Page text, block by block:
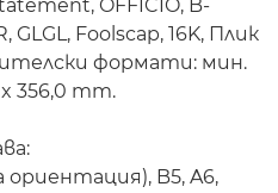
OFFICIO, B-
GLGL, Foolscap, 16K, Плик
формати: мин.
356,0 mm.
ориентация), B5, A6,